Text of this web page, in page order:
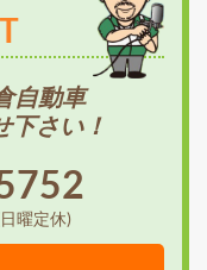
自動車
下さい！
曜定休)